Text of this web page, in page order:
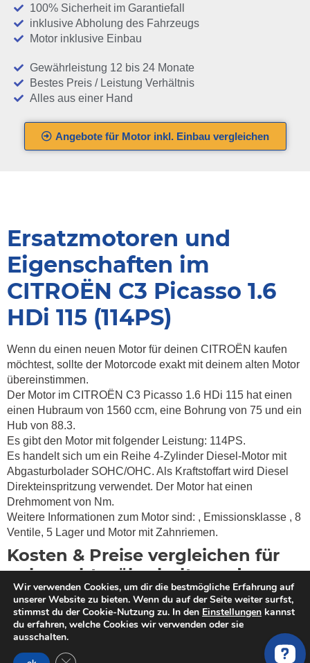
100% Sicherheit im Garantiefall
inklusive Abholung des Fahrzeugs
Motor inklusive Einbau
Gewährleistung 12 bis 24 Monate
Bestes Preis / Leistung Verhältnis
Alles aus einer Hand
Angebote für Motor inkl. Einbau vergleichen
Ersatzmotoren und
Eigenschaften im
CITROËN C3 Picasso 1.6
HDi 115 (114PS)
Wenn du einen neuen Motor für deinen CITROËN kaufen
möchtest, sollte der Motorcode exakt mit deinem alten Motor
übereinstimmen.
Der Motor im CITROËN C3 Picasso 1.6 HDi 115 hat einen
einen Hubraum von 1560 ccm, eine Bohrung von 75 und ein
Hub von 88.3.
Es gibt den Motor mit folgender Leistung: 114PS.
Es handelt sich um ein Reihe 4-Zylinder Diesel-Motor mit
Abgasturbolader SOHC/OHC. Als Kraftstoffart wird Diesel
Direkteinspritzung verwendet. Der Motor hat einen
Drehmoment von Nm.
Weitere Informationen zum Motor sind: , Emissionsklasse , 8
Ventile, 5 Lager und Motor mit Zahnriemen.
Kosten & Preise vergleichen für
gebrauchte, überholte und neue
Austauschmotoren für ein
CITROËN C3 Picasso 1.6 HDi 115
Du willst einen Motor kaufen? MotorschadenVergleich hilft
dir bei der Suche nach einem qualitativ hochwertigen
Wir verwenden Cookies, um dir die bestmögliche Erfahrung auf
unserer Website zu bieten. Wenn du auf der Seite weiter surfst,
stimmst du der Cookie-Nutzung zu. In den Einstellungen kannst
du erfahren, welche Cookies wir verwenden oder sie
ausschalten.
GDPR Cookie-Banner schließen